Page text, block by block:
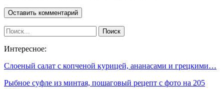
Интересное:
Слоеный салат с копченой курицей, ананасами и грецкими…
Рыбное суфле из минтая, пошаговый рецепт с фото на 205